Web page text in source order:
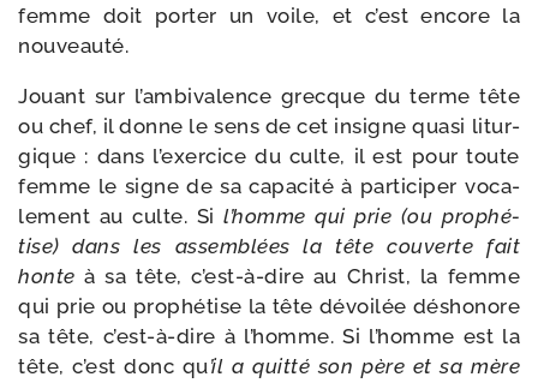
femme doit por­ter un voile, et c’est encore la
nouveauté.
Jouant sur l’ambivalence grecque du terme tête
ou chef, il donne le sens de cet insigne qua­si litur­
gique : dans l’exercice du culte, il est pour toute
femme le signe de sa capa­ci­té à par­ti­ci­per voca­
le­ment au culte. Sil’homme qui prie (ou pro­phé­
tise) dans les assem­blées la tête cou­verte fait
honte à sa tête, c’est-à-dire au Christ, la femme
qui prie ou pro­phé­tise la tête dévoi­lée désho­nore
sa tête, c’est-à-dire à l’homme. Si l’homme est la
tête, c’est donc qu’il a quit­té son père et sa mère